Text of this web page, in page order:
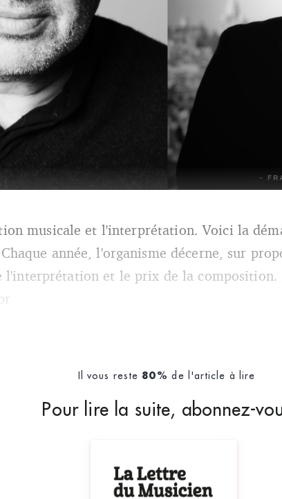
Baratay
musicale et l'interprétation. Voici la
année, l'organisme décerne, sur
l'interprétation et le prix de la composition.
Il vous reste 80% de l'article à lire
Pour lire la suite, abonnez-